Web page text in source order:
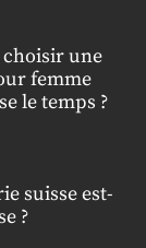
une
femme
le temps ?
suisse est-
?